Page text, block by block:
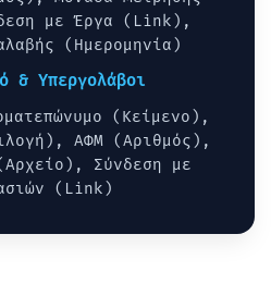
με Έργα (Link),
(Ημερομηνία)
& Υπεργολάβοι
(Κείμενο),
ΑΦΜ (Αριθμός),
Σύνδεση με
(Link)